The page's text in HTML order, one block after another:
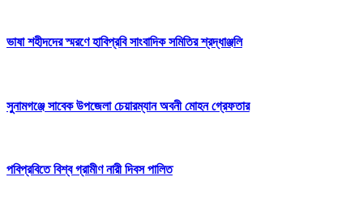
ভাষা শহীদদের স্মরণে হাবিপ্রবি সাংবাদিক সমিতির শ্রদ্ধাঞ্জলি
সুনামগঞ্জে সাবেক উপজেলা চেয়ারম্যান অবনী মোহন গ্রেফতার
পবিপ্রবিতে বিশ্ব গ্রামীণ নারী দিবস পালিত